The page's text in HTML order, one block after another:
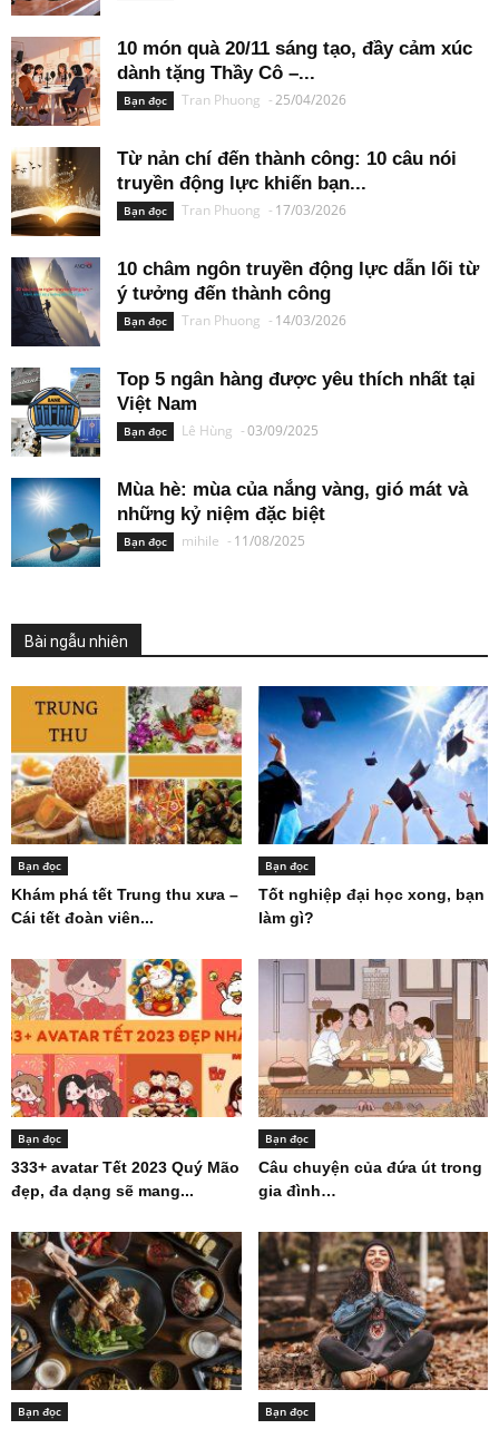
10 món quà 20/11 sáng tạo, đầy cảm xúc
dành tặng Thầy Cô –...
Bạn đọc Tran Phuong -25/04/2026
Từ nản chí đến thành công: 10 câu nói
truyền động lực khiến bạn...
Bạn đọc Tran Phuong - 17/03/2026
10 châm ngôn truyền động lực dẫn lối từ
ý tưởng đến thành công
Bạn đọc Tran Phuong - 14/03/2026
Top 5 ngân hàng được yêu thích nhất tại
Việt Nam
Bạn đọc Lê Hùng -03/09/2025
Mùa hè: mùa của nắng vàng, gió mát và
những kỷ niệm đặc biệt
Bạn đọc mihile - 11/08/2025
Bài ngẫu nhiên
Bạn đọc
Khám phá tết Trung thu xưa –
Cái tết đoàn viên...
Bạn đọc
Tốt nghiệp đại học xong, bạn
làm gì?
Bạn đọc
333+ avatar Tết 2023 Quý Mão
đẹp, đa dạng sẽ mang...
Bạn đọc
Câu chuyện của đứa út trong
gia đình…
Bạn đọc Bạn đọc